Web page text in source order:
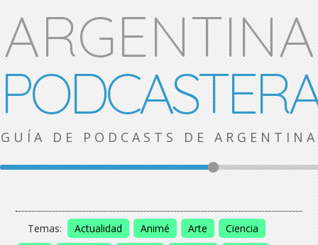
ARGENTINA
GUÍA DE PODCASTS DE ARGENTINA
Temas: Actualidad Animé Arte
Ciencia